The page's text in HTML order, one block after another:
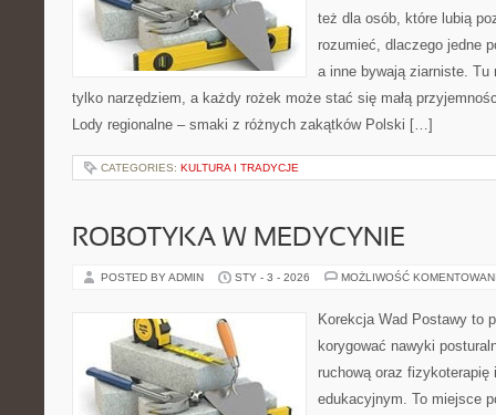
też dla osób, które lubią
rozumieć, dlaczego jedne
a inne bywają ziarniste.
tylko narzędziem, a każdy rożek może stać się małą
Lody regionalne – smaki z różnych zakątków Polski […]
CATEGORIES: KULTURA I TRADYCJE
ROBOTYKA W MEDYCYNIE
POSTED BY ADMIN STY - 3 - 2026 MOŻLIWOŚĆ
Korekcja Wad Postawy to
korygować nawyki
ruchową oraz
edukacyjnym. To miejsce